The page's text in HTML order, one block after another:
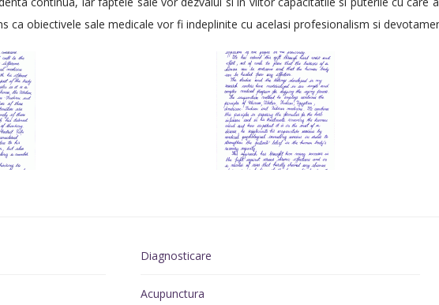
ca obiectivele sale medicale vor fi indeplinite cu acelasi profesionalism si
Diagnosticare
Acupunctura